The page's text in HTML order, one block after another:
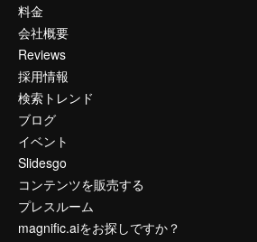
料金
会社概要
Reviews
採用情報
検索トレンド
ブログ
イベント
Slidesgo
コンテンツを販売する
プレスルーム
magnific.aiをお探しですか？